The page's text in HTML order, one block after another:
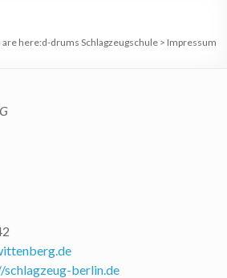
are here:d-drums Schlagzeugschule> Impressum
berlin.de